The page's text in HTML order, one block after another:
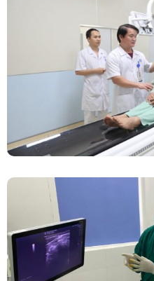
Chính Thức Vận
Mới Spect/CT Trong
Ung Thư Tại Bệnh
Đốt Sóng Cao Tần
Lành Tuyến Giáp